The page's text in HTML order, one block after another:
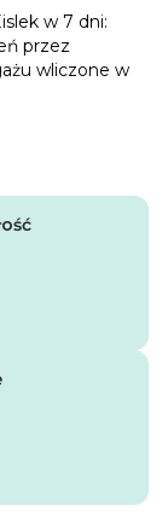
w 7 dni:
przez
wliczone w